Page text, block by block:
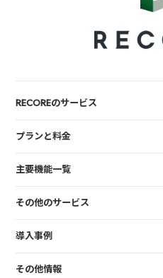
RECOREのサービス
アパレル向け
プランと料金
主要機能一覧
EC機能
KPI管理機能
その他のサービス
質機能
導入事例
その他情報